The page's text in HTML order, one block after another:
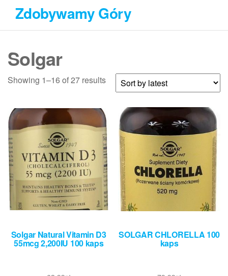
Przejdź
treści
Zdobywamy Góry
Solgar
Showing 1–16 of 27 results
Solgar Natural Vitamin D3
55mcg 2,200IU 100 kaps
SOLGAR CHLORELLA 100
kaps